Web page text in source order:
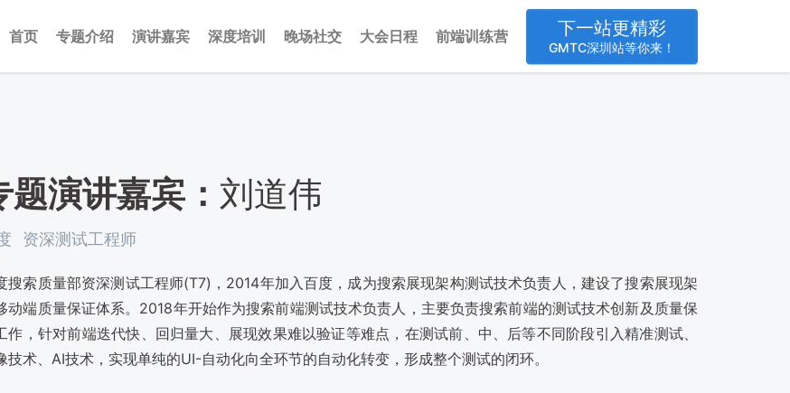
首页 专题介绍 演讲嘉宾 深度培训 晚场社交 大会日程 前端训练营 下一站更精彩
GMTC深圳站等你来！
题演讲嘉宾： 刘道伟
资深测试工程师
搜索质量部资深测试工程师(T7)，2014年加入百度，成为搜索展现架构测试技术负责人，建设了搜索展现架
动端质量保证体系。2018年开始作为搜索前端测试技术负责人，主要负责搜索前端的测试技术创新及质量保
作，针对前端迭代快、回归量大、展现效果难以验证等难点，在测试前、中、后等不同阶段引入精准测试、
技术、AI技术，实现单纯的UI-自动化向全环节的自动化转变，形成整个测试的闭环。